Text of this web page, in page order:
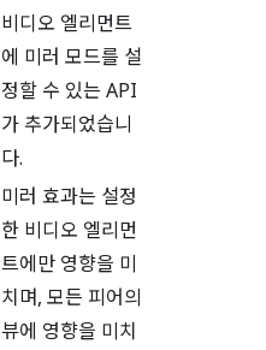
비디오 엘리먼트
에 미러 모드를 설
정할 수 있는 API
가 추가되었습니
다.
미러 효과는 설정
한 비디오 엘리먼
트에만 영향을 미
치며, 모든 피어의
뷰에 영향을 미치